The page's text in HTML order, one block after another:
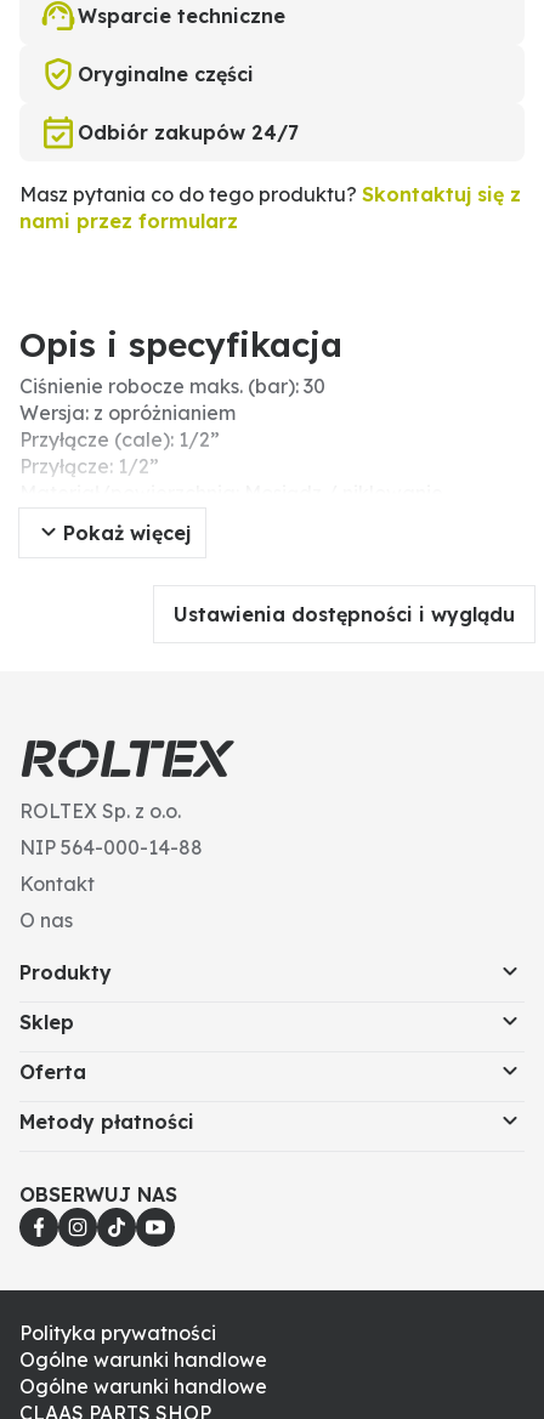
Wsparcie techniczne
Oryginalne części
Odbiór zakupów 24/7
Masz pytania co do tego produktu? Skontaktuj się z
nami przez formularz
Opis i specyfikacja
Ciśnienie robocze maks. (bar): 30
Wersja: z opróżnianiem
Przyłącze (cale): 1/2”
Przyłącze: 1/2”
Długość montażowa (mm): 54.5
Typ przyłącza: gwint wew. 1/2″
Pokaż więcej
Ustawienia dostępności i wyglądu
ROLTEX Sp. z o.o.
NIP 564-000-14-88
Kontakt
O nas
Produkty
Sklep
Oferta
Metody płatności
OBSERWUJ NAS
Polityka prywatności
Ogólne warunki handlowe
Ogólne warunki handlowe
CLAAS PARTS SHOP